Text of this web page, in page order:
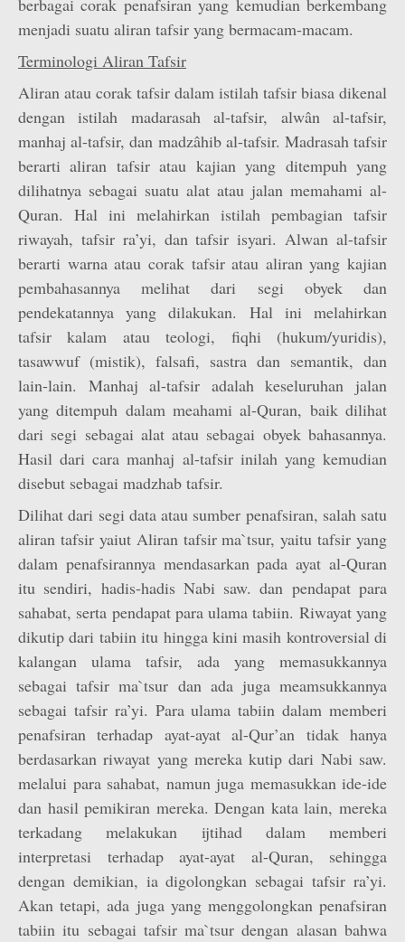
berbagai corak penafsiran yang kemudian berkembang
menjadi suatu aliran tafsir yang bermacam-macam.
Terminologi Aliran Tafsir
Aliran atau corak tafsir dalam istilah tafsir biasa dikenal
dengan istilah madarasah al-tafsir, alwân al-tafsir,
manhaj al-tafsir, dan madzâhib al-tafsir. Madrasah tafsir
berarti aliran tafsir atau kajian yang ditempuh yang
dilihatnya sebagai suatu alat atau jalan memahami al-
Quran. Hal ini melahirkan istilah pembagian tafsir
riwayah, tafsir ra’yi, dan tafsir isyari. Alwan al-tafsir
berarti warna atau corak tafsir atau aliran yang kajian
pembahasannya melihat dari segi obyek dan
pendekatannya yang dilakukan. Hal ini melahirkan
tafsir kalam atau teologi, fiqhi (hukum/yuridis),
tasawwuf (mistik), falsafi, sastra dan semantik, dan
lain-lain. Manhaj al-tafsir adalah keseluruhan jalan
yang ditempuh dalam meahami al-Quran, baik dilihat
dari segi sebagai alat atau sebagai obyek bahasannya.
Hasil dari cara manhaj al-tafsir inilah yang kemudian
disebut sebagai madzhab tafsir.
Dilihat dari segi data atau sumber penafsiran, salah satu
aliran tafsir yaiut Aliran tafsir ma`tsur, yaitu tafsir yang
dalam penafsirannya mendasarkan pada ayat al-Quran
itu sendiri, hadis-hadis Nabi saw. dan pendapat para
sahabat, serta pendapat para ulama tabiin. Riwayat yang
dikutip dari tabiin itu hingga kini masih kontroversial di
kalangan ulama tafsir, ada yang memasukkannya
sebagai tafsir ma`tsur dan ada juga meamsukkannya
sebagai tafsir ra’yi. Para ulama tabiin dalam memberi
penafsiran terhadap ayat-ayat al-Qur’an tidak hanya
berdasarkan riwayat yang mereka kutip dari Nabi saw.
melalui para sahabat, namun juga memasukkan ide-ide
dan hasil pemikiran mereka. Dengan kata lain, mereka
terkadang melakukan ijtihad dalam memberi
interpretasi terhadap ayat-ayat al-Quran, sehingga
dengan demikian, ia digolongkan sebagai tafsir ra’yi.
Akan tetapi, ada juga yang menggolongkan penafsiran
tabiin itu sebagai tafsir ma`tsur dengan alasan bahwa